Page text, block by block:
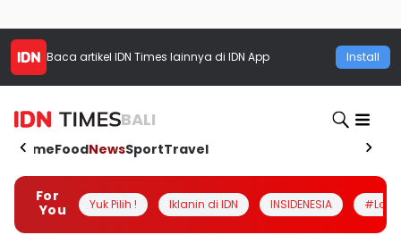
Baca artikel IDN Times lainnya di IDN App Install
BALI
HomeFoodNewsSportTravel
For
You
Yuk Pilih ! Iklanin di IDN INSIDENESIA